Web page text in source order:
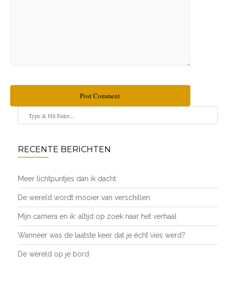
Post Comment
RECENTE BERICHTEN
Meer lichtpuntjes dan ik dacht
De wereld wordt mooier van verschillen
Mijn camera en ik: altijd op zoek naar het verhaal
Wanneer was de laatste keer dat je écht vies werd?
De wereld op je bord